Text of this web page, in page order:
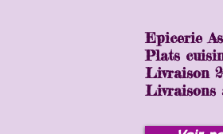
Epicerie
Plats
Livraison
Livraisons